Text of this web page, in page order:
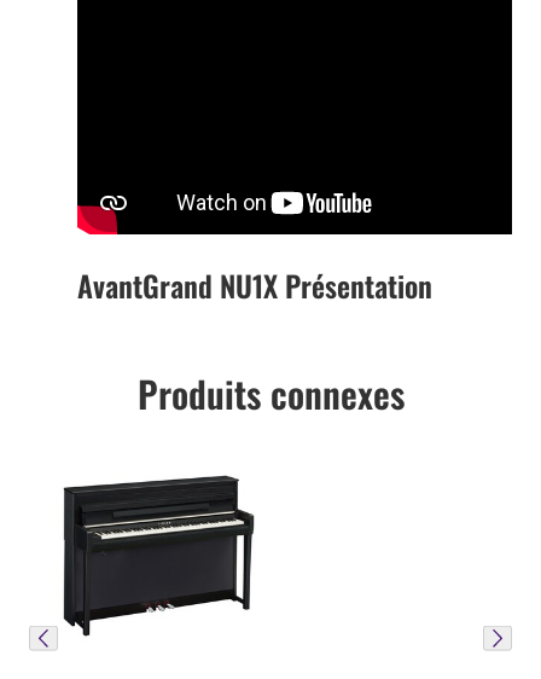
AvantGrand NU1X Présentation
Produits connexes